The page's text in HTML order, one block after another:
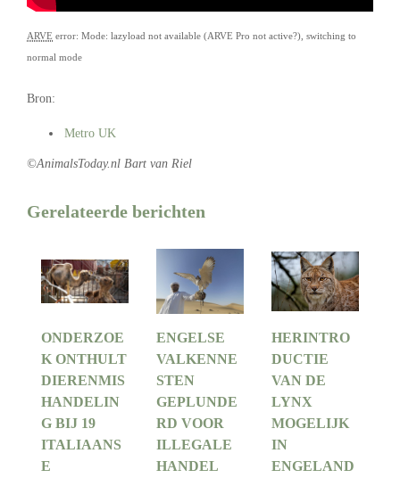
ARVE error: Mode: lazyload not available (ARVE Pro not active?), switching to
normal mode
Bron:
Metro UK
©AnimalsToday.nl Bart van Riel
Gerelateerde berichten
ONDERZOE
K ONTHULT
DIERENMIS
HANDELIN
G BIJ 19
ITALIAANS
E
ENGELSE
VALKENNE
STEN
GEPLUNDE
RD VOOR
ILLEGALE
HANDEL
HERINTRO
DUCTIE
VAN DE
LYNX
MOGELIJK
IN
ENGELAND